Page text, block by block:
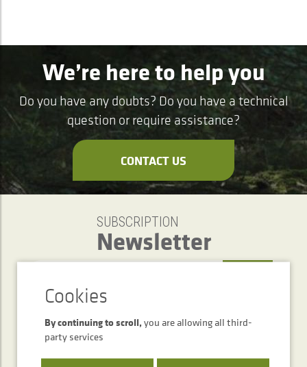
We’re here to help you
Do you have any doubts? Do you have a technical
question or require assistance?
CONTACT US
SUBSCRIPTION
Newsletter
By continuing to scroll,you are allowing all third-
party services